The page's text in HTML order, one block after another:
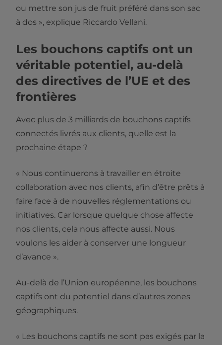
ou mettre son jus de fruit préféré dans son sac
à dos », explique Riccardo Vellani.
Les bouchons captifs ont un
véritable potentiel, au-delà
des directives de l’UE et des
frontières
Avec plus de 3 milliards de bouchons captifs
connectés livrés aux clients, quelle est la
prochaine étape ?
« Nous continuerons à travailler en étroite
collaboration avec nos clients, afin d’être prêts à
faire face à de nouvelles réglementations ou
initiatives. Car lorsque quelque chose affecte
nos clients, cela nous affecte aussi. Nous
voulons les aider à conserver une longueur
d’avance ».
Au-delà de l’Union européenne, les bouchons
captifs ont du potentiel dans d’autres zones
géographiques.
« Les bouchons captifs ne sont pas exigés par la